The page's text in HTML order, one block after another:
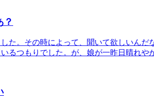
？
た。その時によって、聞いて欲しいんだ
るつもりでした。が、娘が一昨日晴れや